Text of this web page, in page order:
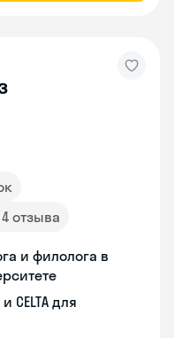
4 отзыва
и филолога в
CELTA для